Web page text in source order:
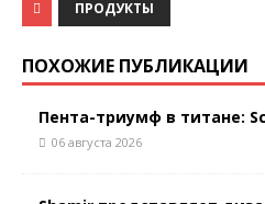
ПРОДУКТЫ
ПОХОЖИЕ ПУБЛИКАЦИИ
Пента-триумф в титане:
06 августа 2026